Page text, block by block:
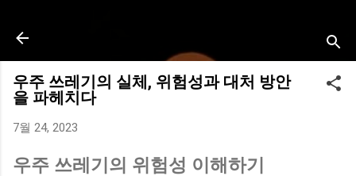
우주 쓰레기의 실체, 위험성과 대처 방안
을 파헤치다
7월 24, 2023
우주 쓰레기의 위험성 이해하기